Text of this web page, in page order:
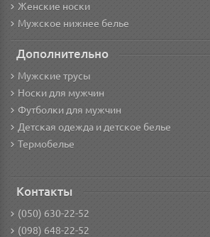
Женские носки
Мужское нижнее белье
Дополнительно
Мужские трусы
Носки для мужчин
Футболки для мужчин
Детская одежда и детское белье
Термобелье
Контакты
(050) 630-22-52
(098) 648-22-52